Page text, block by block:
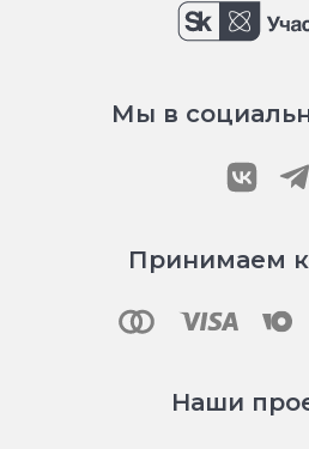
Мы в
Принимаем
Наши